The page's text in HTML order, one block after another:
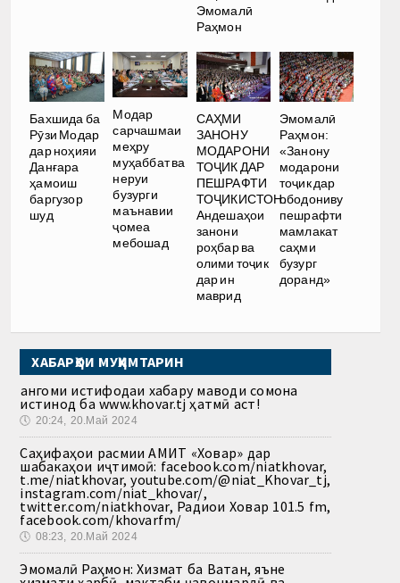
Эмомалӣ
Раҳмон
Бахшида ба
Рӯзи Модар
дар ноҳияи
Данғара
ҳамоиш
баргузор
шуд
Модар
сарчашмаи
меҳру
муҳаббат ва
неруи
бузурги
маънавии
ҷомеа
мебошад
САҲМИ
ЗАНОНУ
МОДАРОНИ
ТОҶИК ДАР
ПЕШРАФТИ
ТОҶИКИСТОН.
Андешаҳои
занони
роҳбар ва
олими тоҷик
дар ин
маврид
Эмомалӣ
Раҳмон:
«Занону
модарони
тоҷик дар
ободониву
пешрафти
мамлакат
саҳми
бузург
доранд»
ХАБАРҲОИ МУҲИМТАРИН
Ҳангоми истифодаи хабару маводи сомона
истинод ба www.khovar.tj ҳатмӣ аст!
🕔 20:24, 20.Май 2024
Саҳифаҳои расмии АМИТ «Ховар» дар
шабакаҳои иҷтимоӣ: facebook.com/niatkhovar,
t.me/niatkhovar, youtube.com/@niat_Khovar_tj,
instagram.com/niat_khovar/,
twitter.com/niatkhovar, Радиои Ховар 101.5 fm,
facebook.com/khovarfm/
🕔 08:23, 20.Май 2024
Эмомалӣ Раҳмон: Хизмат ба Ватан, яъне